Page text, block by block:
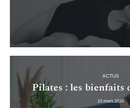
ACTUS
Pilates : les bienfaits
10 mars 2026